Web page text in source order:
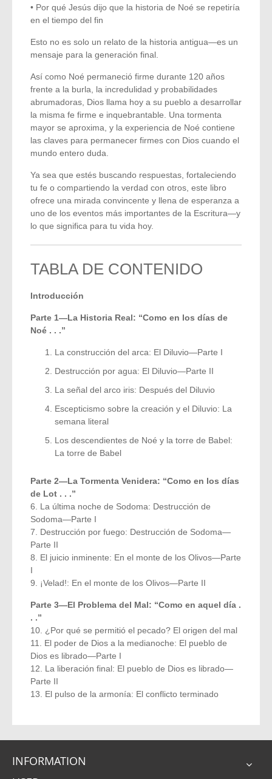
• Por qué Jesús dijo que la historia de Noé se repetiría
en el tiempo del fin
Esto no es solo un relato de la historia antigua—es un
mensaje para la generación final.
Así como Noé permaneció firme durante 120 años
frente a la burla, la incredulidad y probabilidades
abrumadoras, Dios llama hoy a su pueblo a desarrollar
la misma fe firme e inquebrantable. Una tormenta
mayor se aproxima, y la experiencia de Noé contiene
las claves para permanecer firmes con Dios cuando el
mundo entero duda.
Ya sea que estés buscando respuestas, fortaleciendo
tu fe o compartiendo la verdad con otros, este libro
ofrece una mirada convincente y llena de esperanza a
uno de los eventos más importantes de la Escritura—y
lo que significa para tu vida hoy.
TABLA DE CONTENIDO
Introducción
Parte 1—La Historia Real: “Como en los días de
Noé . . .”
La construcción del arca: El Diluvio—Parte I
Destrucción por agua: El Diluvio—Parte II
La señal del arco iris: Después del Diluvio
Escepticismo sobre la creación y el Diluvio: La
semana literal
Los descendientes de Noé y la torre de Babel:
La torre de Babel
Parte 2—La Tormenta Venidera: “Como en los días
de Lot . . .”
6. La última noche de Sodoma: Destrucción de
Sodoma—Parte I
7. Destrucción por fuego: Destrucción de Sodoma—
Parte II
8. El juicio inminente: En el monte de los Olivos—Parte
I
9. ¡Velad!: En el monte de los Olivos—Parte II
Parte 3—El Problema del Mal: “Como en aquel día .
. .”
10. ¿Por qué se permitió el pecado? El origen del mal
11. El poder de Dios a la medianoche: El pueblo de
Dios es librado—Parte I
12. La liberación final: El pueblo de Dios es librado—
Parte II
13. El pulso de la armonía: El conflicto terminado
INFORMATION